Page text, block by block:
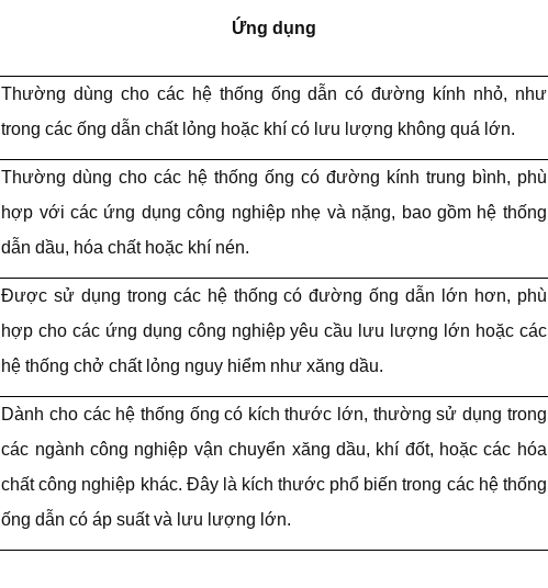
Ứng dụng
Thường dùng cho các hệ thống ống dẫn có đường kính nhỏ, như
trong các ống dẫn chất lỏng hoặc khí có lưu lượng không quá lớn.
Thường dùng cho các hệ thống ống có đường kính trung bình, phù
hợp với các ứng dụng công nghiệp nhẹ và nặng, bao gồm hệ thống
dẫn dầu, hóa chất hoặc khí nén.
Được sử dụng trong các hệ thống có đường ống dẫn lớn hơn, phù
hợp cho các ứng dụng công nghiệp yêu cầu lưu lượng lớn hoặc các
hệ thống chở chất lỏng nguy hiểm như xăng dầu.
Dành cho các hệ thống ống có kích thước lớn, thường sử dụng trong
các ngành công nghiệp vận chuyển xăng dầu, khí đốt, hoặc các hóa
chất công nghiệp khác. Đây là kích thước phổ biến trong các hệ thống
ống dẫn có áp suất và lưu lượng lớn.